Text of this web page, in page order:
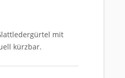
mit
kürzbar.